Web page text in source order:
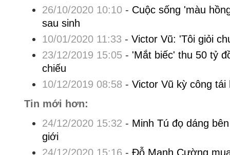
26/10/2020 10:10- Cuộc sống 'màu
sau sinh
10/01/2020 11:33 - Victor Vũ: 'Tôi giỏi
23/12/2019 15:05- 'Mắt biếc' thu 50 tỷ
chiếu
10/12/2019 08:58 - Victor Vũ kỳ công tái
Tin mới hơn:
24/12/2020 15:32 - Minh Tú đọ dáng
giới
24/12/2020 15:16 - Đỗ Mạnh Cường